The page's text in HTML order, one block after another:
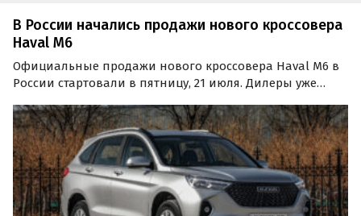
В России начались продажи нового кроссовера
Haval M6
Официальные продажи нового кроссовера Haval M6 в
России стартовали в пятницу, 21 июля. Дилеры уже
черном и сером. Об этом сообщает издание
«Автоновости дня».